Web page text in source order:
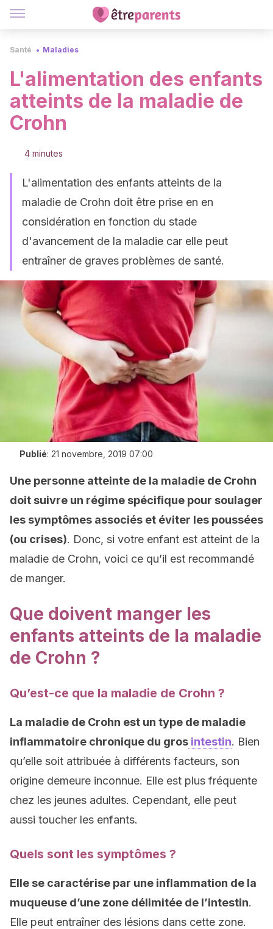
Santé Maladies
L'alimentation des enfants
atteints de la maladie de
Crohn
4 minutes
L'alimentation des enfants atteints de la
maladie de Crohn doit être prise en en
considération en fonction du stade
d'avancement de la maladie car elle peut
entraîner de graves problèmes de santé.
Publié: 21 novembre, 2019 07:00
Une personne atteinte de la maladie de Crohn
doit suivre un régime spécifique pour soulager
les symptômes associés et éviter les poussées
(ou crises). Donc, si votre enfant est atteint de la
maladie de Crohn, voici ce qu’il est recommandé
de manger.
Que doivent manger les
enfants atteints de la maladie
de Crohn ?
Qu’est-ce que la maladie de Crohn ?
La maladie de Crohn est un type de maladie
inflammatoire chronique du gros intestin. Bien
qu’elle soit attribuée à différents facteurs, son
origine demeure inconnue. Elle est plus fréquente
chez les jeunes adultes. Cependant, elle peut
aussi toucher les enfants.
Quels sont les symptômes ?
Elle se caractérise par une inflammation de la
muqueuse d’une zone délimitée de l’intestin.
Elle peut entraîner des lésions dans cette zone.